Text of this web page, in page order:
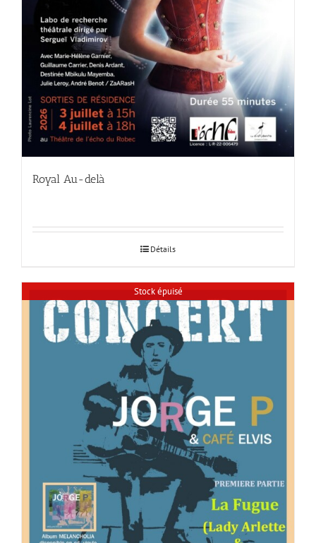
Royal Au-delà
Détails
Stock épuisé